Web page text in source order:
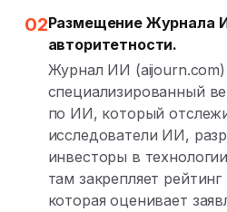
02Размещение Журнала
авторитетности.
Журнал ИИ
специализированный
по ИИ, который
исследователи ИИ,
инвесторы в
там закрепляет
которая оценивает